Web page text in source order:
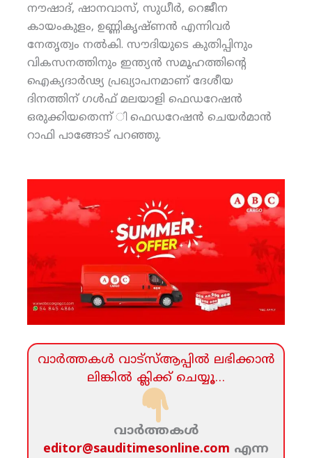
നൗഷാദ്, ഷാനവാസ്, സുധീര്‍, റെജീന
കായംകുളം, ഉണ്ണികൃഷ്ണന്‍ എന്നിവര്‍
നേതൃത്വം നല്‍കി. സൗദിയുടെ കുതിപ്പിനും
വികസനത്തിനും ഇന്ത്യന്‍ സമൂഹത്തിന്റെ
ഐക്യദാര്‍ഢ്യ പ്രഖ്യാപനമാണ് ദേശീയ
ദിനത്തിന് ഗള്‍ഫ് മലയാളി ഫെഡറേഷന്‍
ഒരുക്കിയതെന്ന് ി ഫെഡറേഷന്‍ ചെയര്‍മാന്‍
റാഫി പാങ്ങോട് പറഞ്ഞു.
വാര്‍ത്തകള്‍ വാട്‌സ്‌ആപ്പില്‍ ലഭിക്കാന്‍
ലിങ്കില്‍ ക്ലിക്ക്‌ ചെയ്യൂ…
വാര്‍ത്തകള്‍
editor@sauditimesonline.com എന്ന